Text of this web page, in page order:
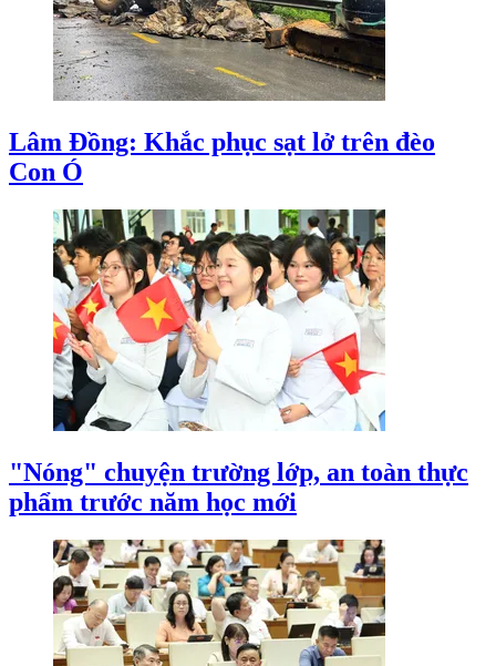
Lâm Đồng: Khắc phục sạt lở trên đèo
Con Ó
"Nóng" chuyện trường lớp, an toàn thực
phẩm trước năm học mới